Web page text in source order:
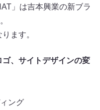
」は吉本興業の新ブラ
ます。
、サイトデザインの変
ング